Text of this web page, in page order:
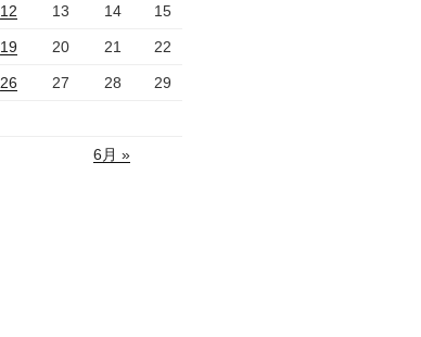
12 13 14 15
19 20 21 22
26 27 28 29
6月 »